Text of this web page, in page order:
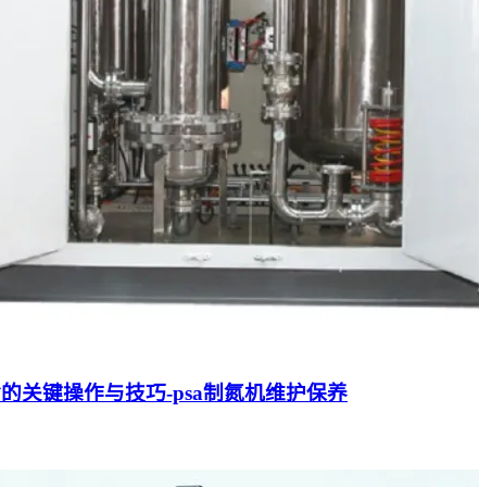
关键操作与技巧-psa制氮机维护保养